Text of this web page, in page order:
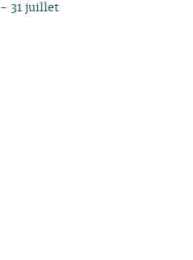
- 31 juillet